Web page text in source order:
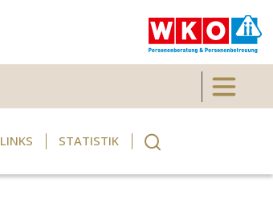
Toggle
LINKS STATISTIK